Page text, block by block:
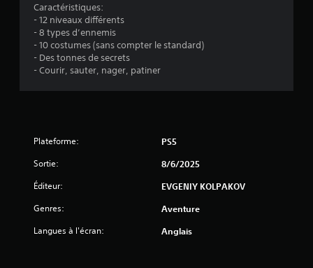
Caractéristiques:
- 12 niveaux différents
- 8 types d’ennemis
- 10 costumes (sans compter le standard)
- Des tonnes de secrets
- Courir, sauter, nager, patiner
Plateforme: PS5
Sortie: 8/6/2025
Éditeur: EVGENIY KOLPAKOV
Genres: Aventure
Langues à l'écran: Anglais